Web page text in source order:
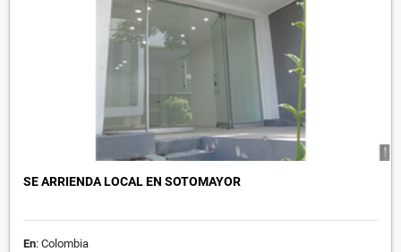
SE ARRIENDA LOCAL EN SOTOMAYOR
En: Colombia